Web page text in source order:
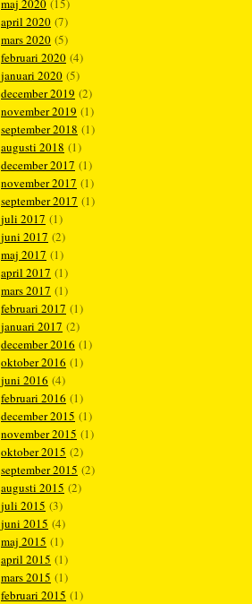
maj 2020 (15)
april 2020 (7)
mars 2020 (5)
februari 2020 (4)
januari 2020 (5)
december 2019 (2)
november 2019 (1)
september 2018 (1)
augusti 2018 (1)
december 2017 (1)
november 2017 (1)
september 2017 (1)
juli 2017 (1)
juni 2017 (2)
maj 2017 (1)
april 2017 (1)
mars 2017 (1)
februari 2017 (1)
januari 2017 (2)
december 2016 (1)
oktober 2016 (1)
juni 2016 (4)
februari 2016 (1)
december 2015 (1)
november 2015 (1)
oktober 2015 (2)
september 2015 (2)
augusti 2015 (2)
juli 2015 (3)
juni 2015 (4)
maj 2015 (1)
april 2015 (1)
mars 2015 (1)
februari 2015 (1)